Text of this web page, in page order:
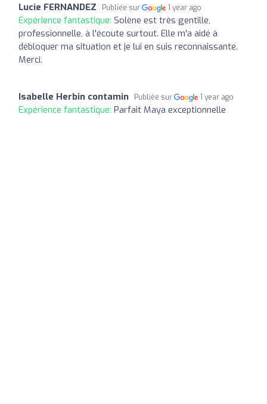
Lucie FERNANDEZ Publiée sur 1 year ago
Expérience fantastique: Solène est très gentille,
professionnelle, à l'écoute surtout. Elle m'a aidé à
débloquer ma situation et je lui en suis reconnaissante.
Merci.
Isabelle Herbin contamin Publiée sur 1 year ago
Expérience fantastique: Parfait Maya exceptionnelle